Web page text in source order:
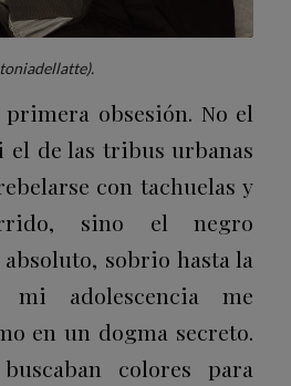
obsesión. No el
de las tribus urbanas
con tachuelas y
sino el negro
sobrio hasta la
mi adolescencia me
en un dogma secreto.
colores para